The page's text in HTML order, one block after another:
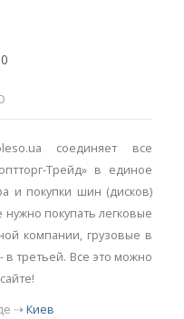
соединяет все
Трейд» в единое
и покупки шин (дисков)
покупать легковые
компании, грузовые в
в третьей. Все это можно
⇢ Киев